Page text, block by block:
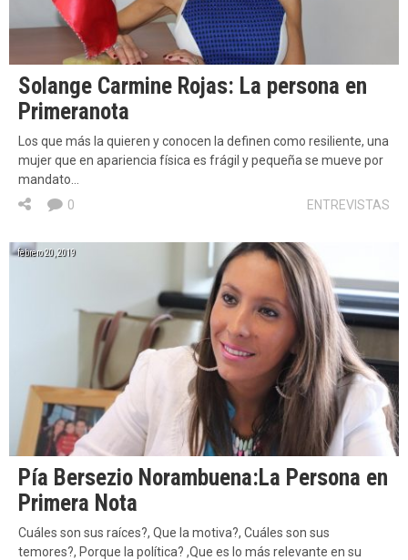
Solange Carmine Rojas: La persona en
Primeranota
Los que más la quieren y conocen la definen como resiliente, una
mujer que en apariencia física es frágil y pequeña se mueve por
mandato…
ENTREVISTAS
0
febrero 20, 2019
Pía Bersezio Norambuena:La Persona en
Primera Nota
Cuáles son sus raíces?, Que la motiva?, Cuáles son sus
temores?, Porque la política? ,Que es lo más relevante en su